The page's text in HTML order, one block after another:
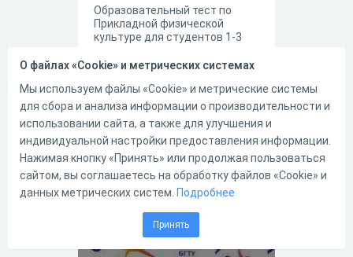
Образовательный тест по
Прикладной физической
культуре для студентов 1-3
Физическая
культура
О файлах «Cookie» и метрических системах
Мы используем файлы «Cookie» и метрические системы
для сбора и анализа информации о производительности и
использовании сайта, а также для улучшения и
индивидуальной настройки предоставления информации.
Нажимая кнопку «Принять» или продолжая пользоваться
сайтом, вы соглашаетесь на обработку файлов «Cookie» и
данных метрических систем. Подробнее
Принять